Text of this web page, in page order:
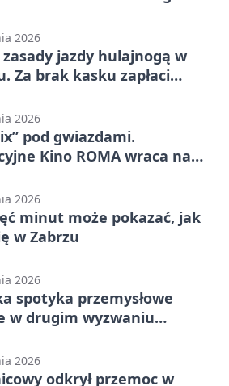
2026
jazdy hulajnogą w
Za brak kasku zapłaci
2026
pod gwiazdami.
Kino ROMA wraca na
2026
minut może pokazać, jak
w Zabrzu
2026
spotyka przemysłowe
w drugim wyzwaniu
2026
odkrył przemoc w